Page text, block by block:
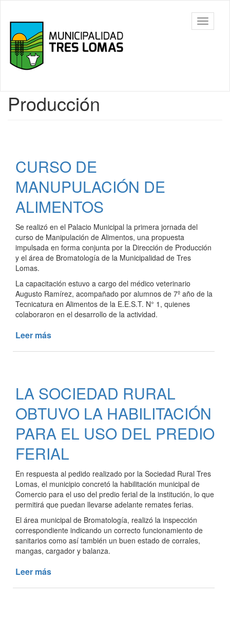
contenido
principal
Tres
Lomas
barra
Contenido
Producción
CURSO DE
MANUPULACIÓN DE
ALIMENTOS
Se realizó en el Palacio Municipal la primera jornada del
curso de Manipulación de Alimentos, una propuesta
impulsada en forma conjunta por la Dirección de Producción
y el área de Bromatología de la Municipalidad de Tres
Lomas.
La capacitación estuvo a cargo del médico veterinario
Augusto Ramírez, acompañado por alumnos de 7º año de la
Tecnicatura en Alimentos de la E.E.S.T. N° 1, quienes
colaboraron en el desarrollo de la actividad.
Leer más
ALIMENTOS
LA SOCIEDAD RURAL
OBTUVO LA HABILITACIÓN
PARA EL USO DEL PREDIO
FERIAL
En respuesta al pedido realizado por la Sociedad Rural Tres
Lomas, el municipio concretó la habilitación municipal de
Comercio para el uso del predio ferial de la institución, lo que
permitirá que puedan llevarse adelante remates ferias.
El área municipal de Bromatología, realizó la inspección
correspondiente indicando un correcto funcionamiento de
sanitarios como así también un buen estado de corrales,
mangas, cargador y balanza.
Leer más